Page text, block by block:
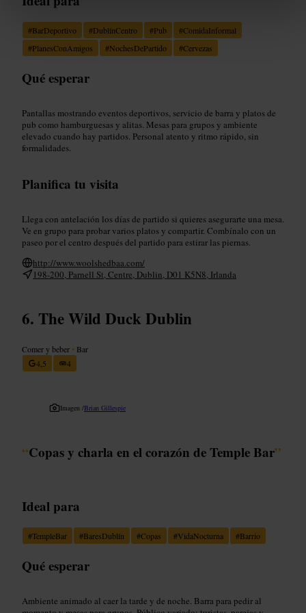
#BarDeportivo #DublínCentro #Pub #ComidaInformal
#PlanesConAmigos #NochesDePartido #Cervezas
Qué esperar
Pantallas mostrando eventos deportivos, servicio de barra y platos de
pub como hamburguesas y alitas. Mesas para grupos y ambiente
elevado cuando hay partidos. Personal atento y ritmo rápido, sin
formalidades.
Planifica tu visita
Llega con antelación los días de partido si quieres asegurarte una mesa.
Ve en grupo para probar varios platos y compartir. Combínalo con un
paseo por el centro después del partido para estirar las piernas.
http://www.woolshedbaa.com/
198-200, Parnell St, Centre, Dublin, D01 K5N8, Irlanda
The Wild Duck Dublin
Comer y beber • Bar
4,5
4
Imagen /Brian Gillespie
“Copas y charla en el corazón de Temple Bar”
Ideal para
#TempleBar #BaresDublín #Copas #VidaNocturna #Barrio
Qué esperar
Ambiente animado al caer la tarde y de noche. Barra para pedir al